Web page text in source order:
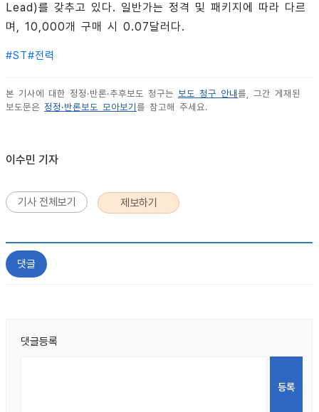
Lead)를 갖추고 있다. 일반가는 정격 및 패키지에 따라 다르
며, 10,000개 구매 시 0.07달러다.
#ST#전력
본 기사에 대한 정정·반론·추후보도 청구는 보도 청구 안내 를, 그간 게재된
보도문은 정정·반론보도 모아보기 를 참고해 주세요.
이수민 기자
기사 전체보기 제보하기
댓글
댓글등록